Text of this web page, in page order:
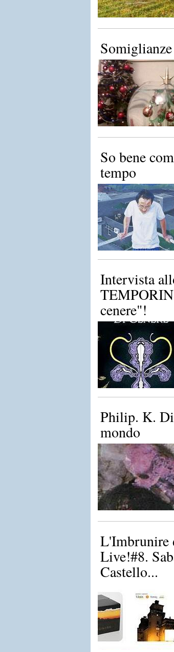
Somiglianze
So bene
tempo
Intervista
cenere"!
Philip. K.
mondo
Live!#8.
Castello...